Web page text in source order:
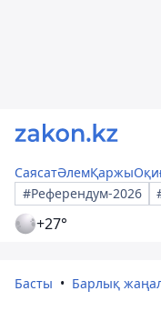
СаясатӘлемҚаржы
#Референдум-2026
+27°
Басты Барлық